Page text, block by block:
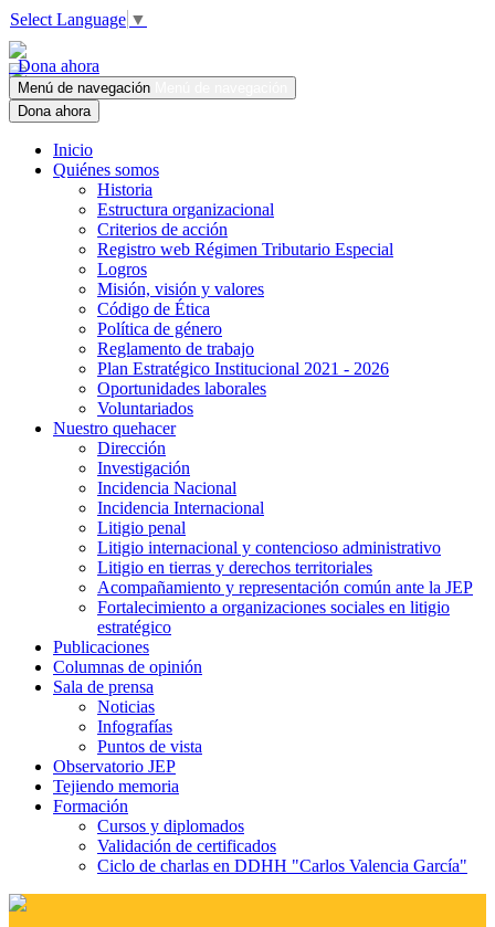
Select Language ▼
Dona ahora
Menú de navegación
Dona ahora
Inicio
Quiénes somos
Historia
Estructura organizacional
Criterios de acción
Registro web Régimen Tributario Especial
Logros
Misión, visión y valores
Código de Ética
Política de género
Reglamento de trabajo
Plan Estratégico Institucional 2021 - 2026
Oportunidades laborales
Voluntariados
Nuestro quehacer
Dirección
Investigación
Incidencia Nacional
Incidencia Internacional
Litigio penal
Litigio internacional y contencioso administrativo
Litigio en tierras y derechos territoriales
Acompañamiento y representación común ante la JEP
Fortalecimiento a organizaciones sociales en litigio
estratégico
Publicaciones
Columnas de opinión
Sala de prensa
Noticias
Infografías
Puntos de vista
Observatorio JEP
Tejiendo memoria
Formación
Cursos y diplomados
Validación de certificados
Ciclo de charlas en DDHH "Carlos Valencia García"